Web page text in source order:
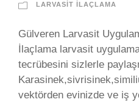
LARVASIT İLAÇLAMA
Gülveren Larvasit
İlaçlama larvasit
tecrübesini sizlerle
vektörden evinizde ve iş